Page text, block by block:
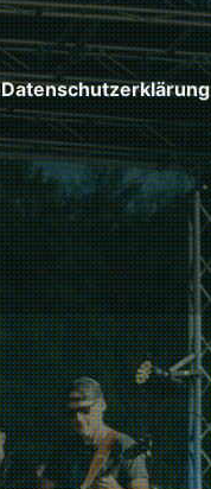
Datenschutzerklärung